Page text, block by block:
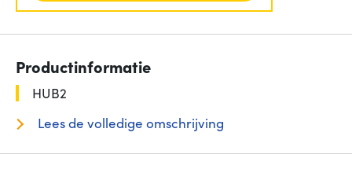
Productinformatie
HUB2
Lees de volledige omschrijving